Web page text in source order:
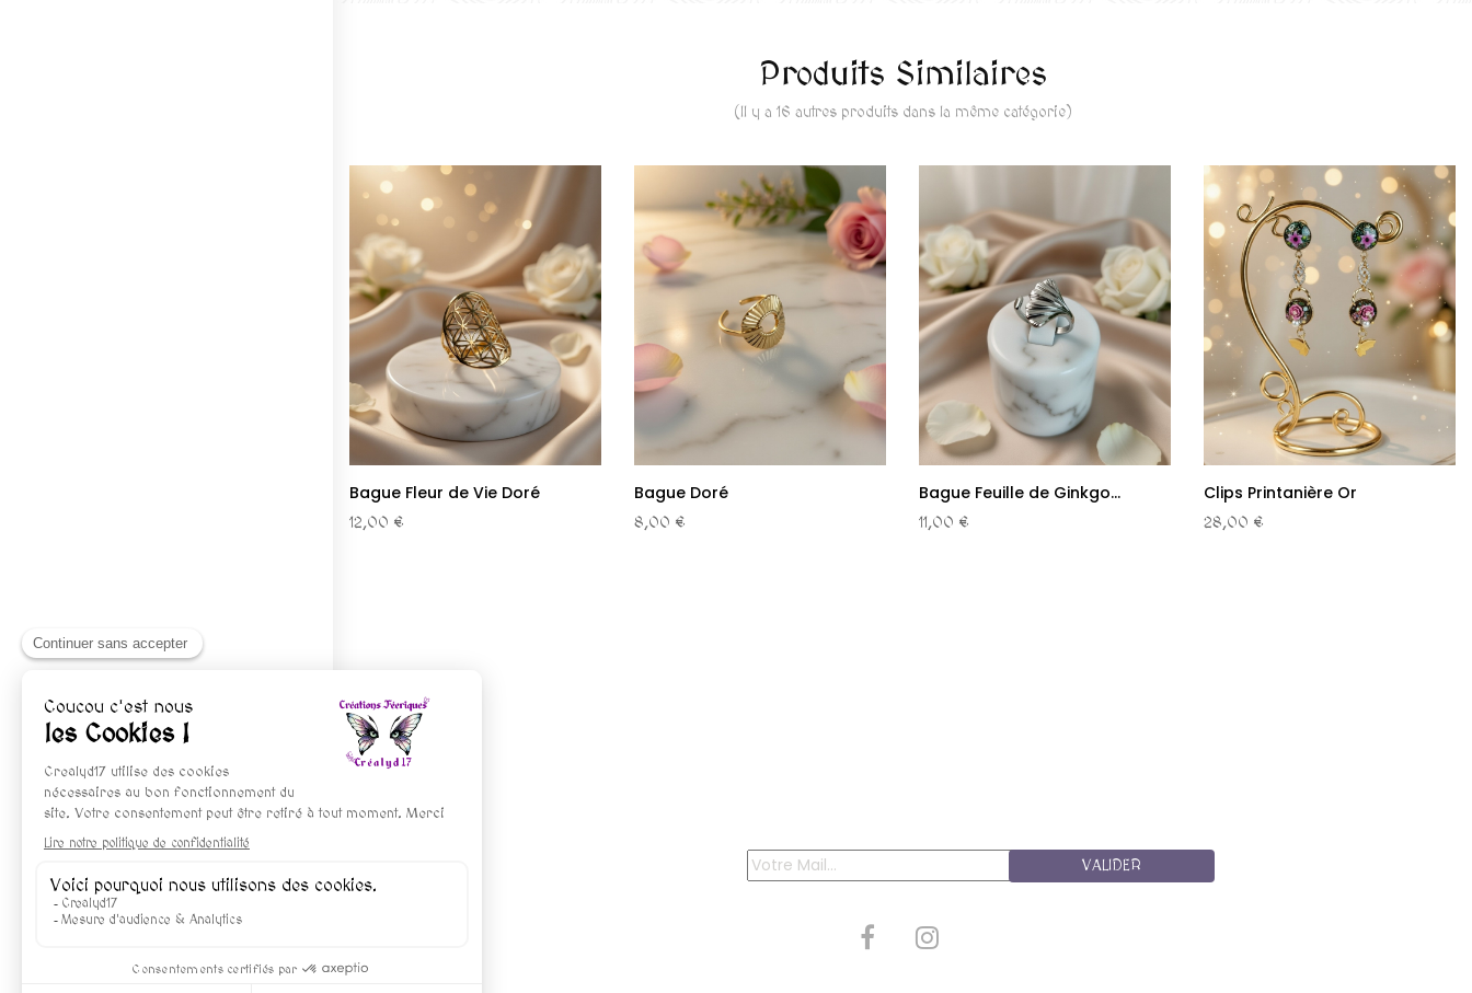
Produits Similaires
(Il y a 16 autres produits dans la même catégorie)
Bague Fleur de Vie Doré
12,00 €
Bague Doré
8,00 €
Bague Feuille de Ginkgo...
11,00 €
Clips Printanière Or
28,00 €
VALIDER